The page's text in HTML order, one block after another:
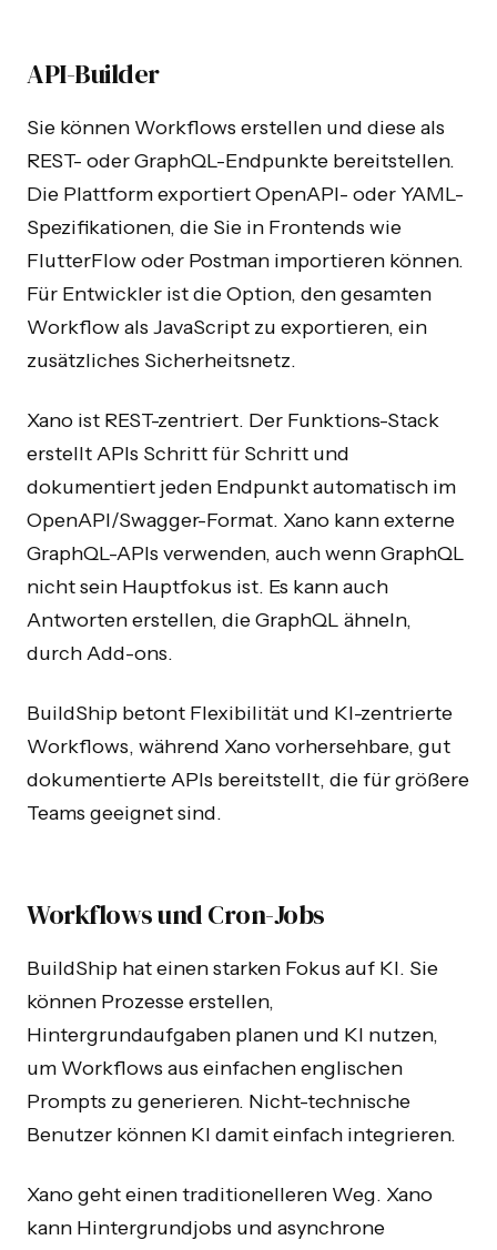
API-Builder
Sie können Workflows erstellen und diese als
REST- oder GraphQL-Endpunkte bereitstellen.
Die Plattform exportiert OpenAPI- oder YAML-
Spezifikationen, die Sie in Frontends wie
FlutterFlow oder Postman importieren können.
Für Entwickler ist die Option, den gesamten
Workflow als JavaScript zu exportieren, ein
zusätzliches Sicherheitsnetz.
Xano ist REST-zentriert. Der Funktions-Stack
erstellt APIs Schritt für Schritt und
dokumentiert jeden Endpunkt automatisch im
OpenAPI/Swagger-Format. Xano kann externe
GraphQL-APIs verwenden, auch wenn GraphQL
nicht sein Hauptfokus ist. Es kann auch
Antworten erstellen, die GraphQL ähneln,
durch Add-ons.
BuildShip betont Flexibilität und KI-zentrierte
Workflows, während Xano vorhersehbare, gut
dokumentierte APIs bereitstellt, die für größere
Teams geeignet sind.
Workflows und Cron-Jobs
BuildShip hat einen starken Fokus auf KI. Sie
können Prozesse erstellen,
Hintergrundaufgaben planen und KI nutzen,
um Workflows aus einfachen englischen
Prompts zu generieren. Nicht-technische
Benutzer können KI damit einfach integrieren.
Xano geht einen traditionelleren Weg. Xano
kann Hintergrundjobs und asynchrone